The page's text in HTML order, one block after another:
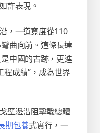
許表現。
，一道寬度從110
曲向前。這條長達
中國的古跡，更進
程成績”，成為世界
壁邊沿阻擊戰總體
期包養式實行，一